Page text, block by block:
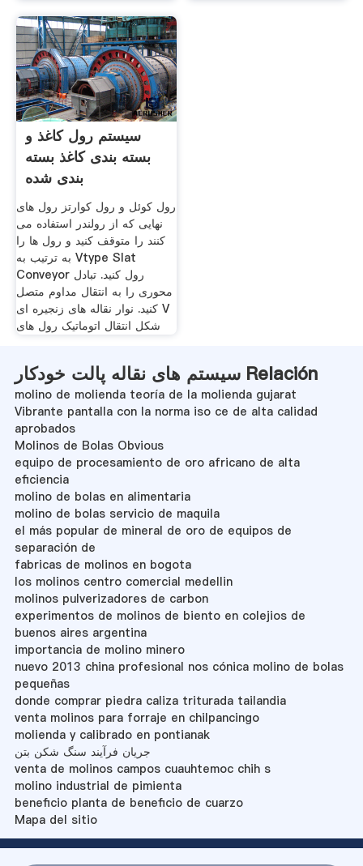
سیستم رول کاغذ و
بسته بندی کاغذ بسته
بندی شده
رول کوئل و رول کوارتز رول های
نهایی که از رولندر استفاده می
کنند را متوقف کنید و رول ها را
به ترتیب به Vtype Slat
Conveyor رول کنید. تبادل
محوری را به انتقال مداوم متصل
کنید. نوار نقاله های زنجیره ای V
شکل انتقال اتوماتیک رول های
سیستم های نقاله پالت خودکار Relación
molino de molienda teoría de la molienda gujarat
Vibrante pantalla con la norma iso ce de alta calidad
aprobados
Molinos de Bolas Obvious
equipo de procesamiento de oro africano de alta
eficiencia
molino de bolas en alimentaria
molino de bolas servicio de maquila
el más popular de mineral de oro de equipos de
separación de
fabricas de molinos en bogota
los molinos centro comercial medellin
molinos pulverizadores de carbon
experimentos de molinos de biento en colejios de
buenos aires argentina
importancia de molino minero
nuevo 2013 china profesional nos cónica molino de bolas
pequeñas
donde comprar piedra caliza triturada tailandia
venta molinos para forraje en chilpancingo
molienda y calibrado en pontianak
جریان فرآیند سنگ شکن بتن
venta de molinos campos cuauhtemoc chih s
molino industrial de pimienta
beneficio planta de beneficio de cuarzo
Mapa del sitio